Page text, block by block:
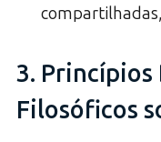
3. Princípios
Filosóficos